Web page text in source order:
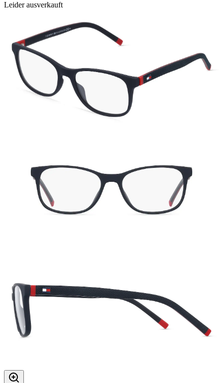
Leider ausverkauft